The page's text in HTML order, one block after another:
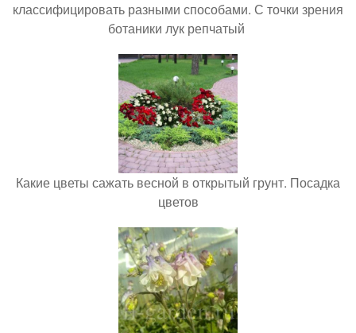
классифицировать разными способами. С точки зрения
ботаники лук репчатый
Какие цветы сажать весной в открытый грунт. Посадка
цветов